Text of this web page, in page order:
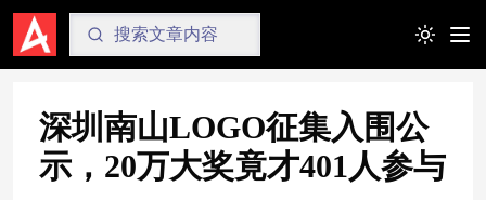
Toggle
深圳南山LOGO征集入围公
示，20万大奖竟才401人参与